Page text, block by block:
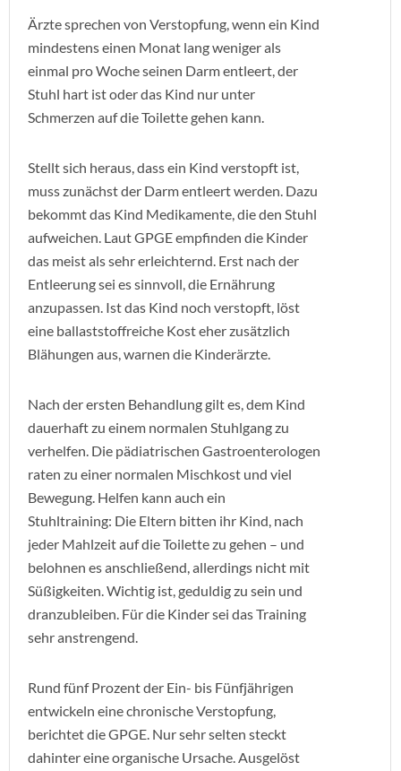
Ärzte sprechen von Verstopfung, wenn ein Kind
mindestens einen Monat lang weniger als
einmal pro Woche seinen Darm entleert, der
Stuhl hart ist oder das Kind nur unter
Schmerzen auf die Toilette gehen kann.
Stellt sich heraus, dass ein Kind verstopft ist,
muss zunächst der Darm entleert werden. Dazu
bekommt das Kind Medikamente, die den Stuhl
aufweichen. Laut GPGE empfinden die Kinder
das meist als sehr erleichternd. Erst nach der
Entleerung sei es sinnvoll, die Ernährung
anzupassen. Ist das Kind noch verstopft, löst
eine ballaststoffreiche Kost eher zusätzlich
Blähungen aus, warnen die Kinderärzte.
Nach der ersten Behandlung gilt es, dem Kind
dauerhaft zu einem normalen Stuhlgang zu
verhelfen. Die pädiatrischen Gastroenterologen
raten zu einer normalen Mischkost und viel
Bewegung. Helfen kann auch ein
Stuhltraining: Die Eltern bitten ihr Kind, nach
jeder Mahlzeit auf die Toilette zu gehen – und
belohnen es anschließend, allerdings nicht mit
Süßigkeiten. Wichtig ist, geduldig zu sein und
dranzubleiben. Für die Kinder sei das Training
sehr anstrengend.
Rund fünf Prozent der Ein- bis Fünfjährigen
entwickeln eine chronische Verstopfung,
berichtet die GPGE. Nur sehr selten steckt
dahinter eine organische Ursache. Ausgelöst